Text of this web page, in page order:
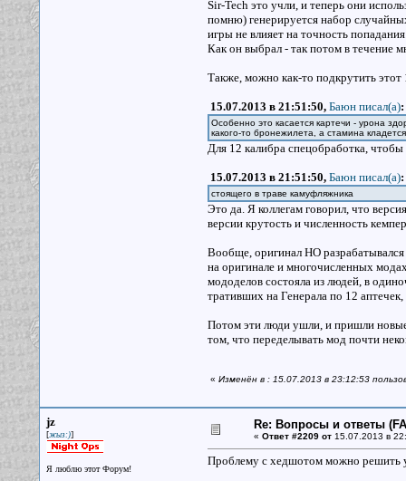
Sir-Tech это учли, и теперь они
помню) генерируется набор
игры не влияет на точность
Как он выбрал - так потом в течение
Также, можно как-то подкрутить
15.07.2013 в 21:51:50, Баюн писал(a):
Особенно это касается картечи - урона
какого-то бронежилета, а стамина
Для 12 калибра спецобработка,
15.07.2013 в 21:51:50, Баюн писал(a):
стоящего в траве камуфляжника
Это да. Я коллегам говорил, что
версии крутость и численность
Вообще, оригинал НО
на оригинале и многочисленных
мододелов состояла из людей, в
тративших на Генерала по 12
Потом эти люди ушли, и пришли новые
том, что переделывать мод почти
« Изменён в : 15.07.2013 в 23:12:53
jz
[жыз:)]
Я люблю этот Форум!
Re: Вопросы и ответы
« Ответ #2209 от15.07.2013 в
Проблему с хедшотом можно